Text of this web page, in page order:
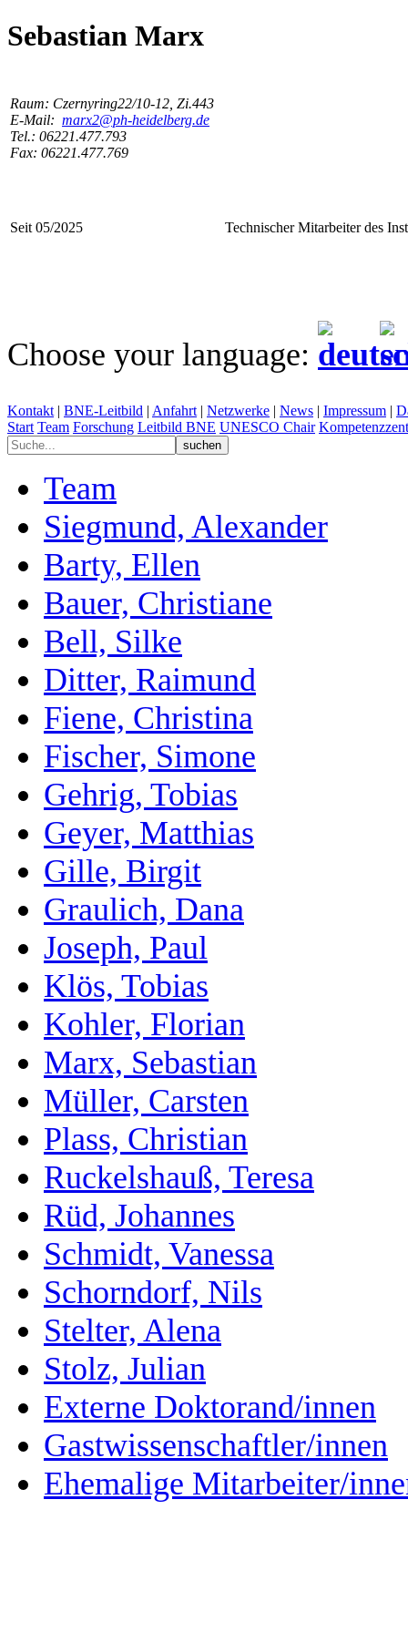
Sebastian Marx
Raum: Czernyring22/10-12, Zi.443
E-Mail: marx2@ph-heidelberg.de
Tel.: 06221.477.793
Fax: 06221.477.769
Seit 05/2025 Technischer Mitarbeiter des
Choose your language:
Kontakt | BNE-Leitbild | Anfahrt | Netzwerke | News | Impressum |
Start Team Forschung Leitbild BNE UNESCO Chair
Team
Siegmund, Alexander
Barty, Ellen
Bauer, Christiane
Bell, Silke
Ditter, Raimund
Fiene, Christina
Fischer, Simone
Gehrig, Tobias
Geyer, Matthias
Gille, Birgit
Graulich, Dana
Joseph, Paul
Klös, Tobias
Kohler, Florian
Marx, Sebastian
Müller, Carsten
Plass, Christian
Ruckelshauß, Teresa
Rüd, Johannes
Schmidt, Vanessa
Schorndorf, Nils
Stelter, Alena
Stolz, Julian
Externe Doktorand/innen
Gastwissenschaftler/innen
Ehemalige Mitarbeiter/